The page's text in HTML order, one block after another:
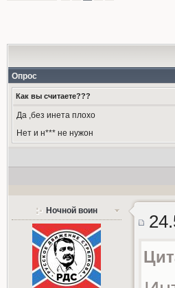
Опрос
Как вы считаете???
Да ,без инета плохо
Нет и н*** не нужон
Ночной воин